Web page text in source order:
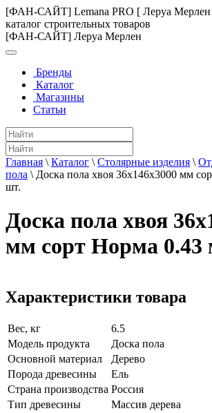
[ФАН-САЙТ] Lemana PRO [ Леруа
каталог строительных товаров
[ФАН-САЙТ] Леруа Мерлен
Бренды
Каталог
Магазины
Статьи
Главная \ Каталог \ Столярные изделия \
пола \ Доска пола хвоя 36х146х3000 мм
шт.
Доска пола хвоя
мм сорт Норма 0.43
Характеристики товара
Вес, кг
6.5
Модель продукта
Доска пола
Основной материал
Дерево
Порода древесины
Ель
Страна производства Россия
Тип древесины
Массив дерева